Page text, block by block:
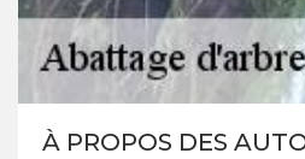
À PROPOS DES